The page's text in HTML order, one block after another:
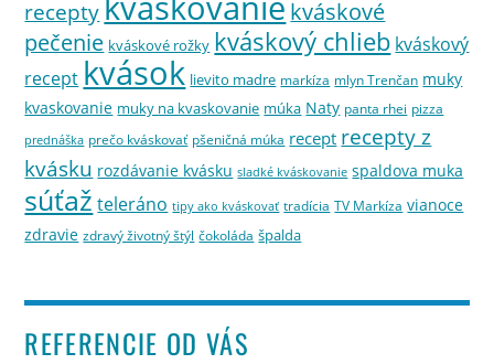
recepty
kváskové
pečenie kváskové rožky kváskový chlieb kváskový
recept kvások lievito madre markíza mlyn Trenčan muky
kvaskovanie muky na kvaskovanie múka Naty panta rhei pizza
prednáška prečo kváskovať pšeničná múka recept recepty z
kvásku rozdávanie kvásku sladké kváskovanie spaldova muka
súťaž teleráno tipy ako kváskovať tradícia TV Markíza vianoce
zdravie zdravý životný štýl čokoláda špalda
REFERENCIE OD VÁS